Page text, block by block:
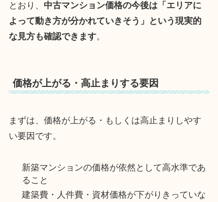
とおり、 中古マンション価格の今後は「エリアに
よって動き方が分かれていきそう」という現実的
な見方も確認できます。
価格が上がる・高止まりする要因
まずは、価格が上がる・もしくは高止まりしやす
い要因です。
新築マンションの価格が依然として高水準であ
ること
建築費・人件費・資材価格が下がりきっていな